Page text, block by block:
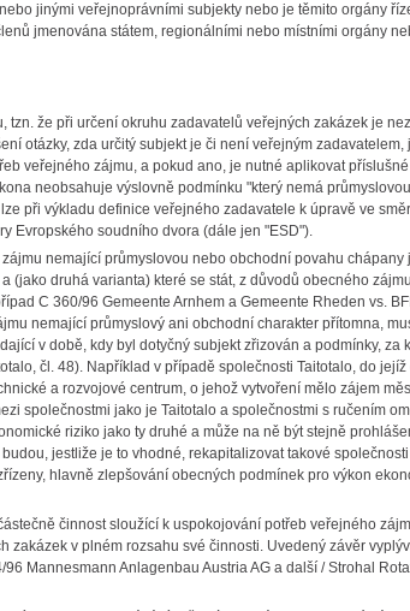
jinými veřejnoprávními subjekty nebo je těmito orgány
jmenována státem, regionálními nebo místními orgány
že při určení okruhu zadavatelů veřejných zakázek je
otázky, zda určitý subjekt je či není veřejným zadavatelem,
veřejného zájmu, a pokud ano, je nutné aplikovat
neobsahuje výslovně podmínku "který nemá
při výkladu definice veřejného zadavatele k úpravě ve
Evropského soudního dvora (dále jen "ESD").
nemající průmyslovou nebo obchodní povahu chápany
druhá varianta) které se stát, z důvodů obecného
C 360/96 Gemeente Arnhem a Gemeente Rheden vs.
nemající průmyslový ani obchodní charakter přítomna,
v době, kdy byl dotyčný subjekt zřizován a podmínky, za
čl. 48). Například v případě společnosti Taitotalo, do jejíž
a rozvojové centrum, o jehož vytvoření mělo zájem
společnostmi jako je Taitotalo a společnostmi s ručením
riziko jako ty druhé a může na ně být stejně
jestliže je to vhodné, rekapitalizovat takové
hlavně zlepšování obecných podmínek pro výkon
činnost sloužící k uspokojování potřeb veřejného
v plném rozsahu své činnosti. Uvedený závěr
Mannesmann Anlagenbau Austria AG a další / Strohal